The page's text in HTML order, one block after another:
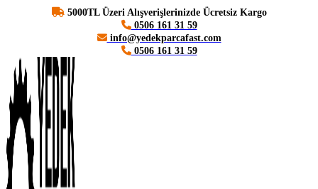
5000TL Üzeri Alışverişlerinizde Ücretsiz Kargo
0506 161 31 59
info@yedekparcafast.com
0506 161 31 59